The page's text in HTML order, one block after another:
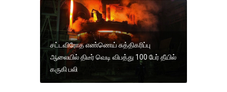
சட்டவிரோத எண்ணெய் சுத்திகரிப்பு
ஆலையில் திடீர் வெடி விபத்து 100 பேர் தீயில்
கருகி பலி